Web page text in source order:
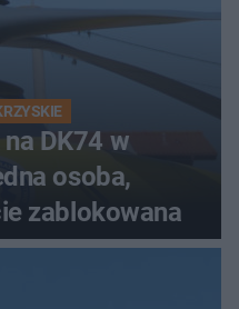
DK74 w
osoba,
zablokowana